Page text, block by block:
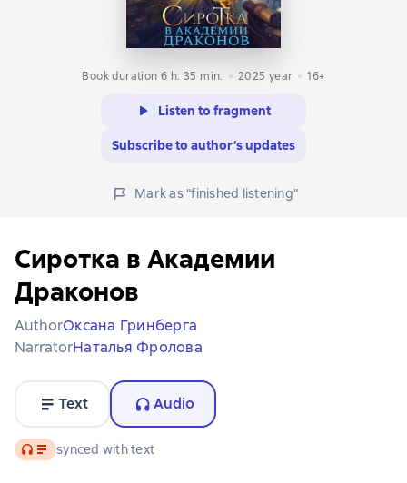
Book duration 6 h. 35 min. 2025 year 16+
Listen to fragment
Subscribe to author’s updates
Mark as "finished listening"
Сиротка в Академии
Драконов
AuthorОксана Гринберга
NarratorНаталья Фролова
Text Audio
Audio synced with text